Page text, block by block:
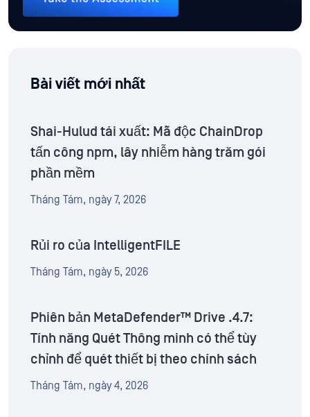
Bài viết mới nhất
Shai-Hulud tái xuất: Mã độc ChainDrop
tấn công npm, lây nhiễm hàng trăm gói
phần mềm
Tháng Tám, ngày 7, 2026
Rủi ro của IntelligentFILE
Tháng Tám, ngày 5, 2026
Phiên bản MetaDefender™ Drive .4.7:
Tính năng Quét Thông minh có thể tùy
chỉnh để quét thiết bị theo chính sách
Tháng Tám, ngày 4, 2026